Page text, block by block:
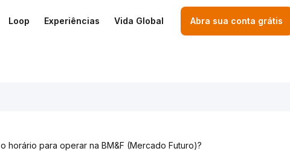
Loop Experiências Vida Global Abra sua conta grátis
horário para operar na BM&F (Mercado Futuro)?